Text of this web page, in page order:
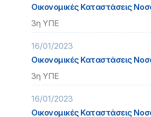
Οικονομικές Καταστάσεις
3η ΥΠΕ
16/01/2023
Οικονομικές Καταστάσεις
3η ΥΠΕ
16/01/2023
Οικονομικές Καταστάσεις